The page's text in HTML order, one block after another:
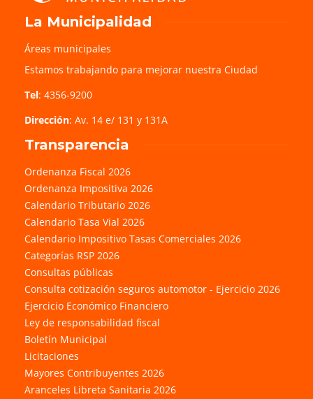
La Municipalidad
Áreas municipales
Estamos trabajando para mejorar nuestra Ciudad
Tel: 4356-9200
Dirección: Av. 14 e/ 131 y 131A
Transparencia
Ordenanza Fiscal 2026
Ordenanza Impositiva 2026
Calendario Tributario 2026
Calendario Tasa Vial 2026
Calendario Impositivo Tasas Comerciales 2026
Categorías RSP 2026
Consultas públicas
Consulta cotización seguros automotor - Ejercicio 2026
Ejercicio Económico Financiero
Ley de responsabilidad fiscal
Boletín Municipal
Licitaciones
Mayores Contribuyentes 2026
Aranceles Libreta Sanitaria 2026